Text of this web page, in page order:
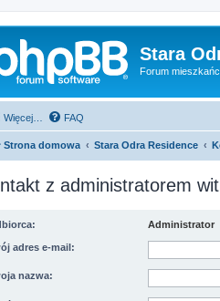
Stara
Forum
Więcej… FAQ
Strona domowa Stara Odra Residence
z administratorem
Administrator
adres e-mail:
nazwa: